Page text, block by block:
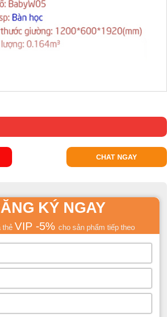
CHAT NGAY
KÝ NGAY
thẻ VIP -5% cho sản phẩm tiếp theo